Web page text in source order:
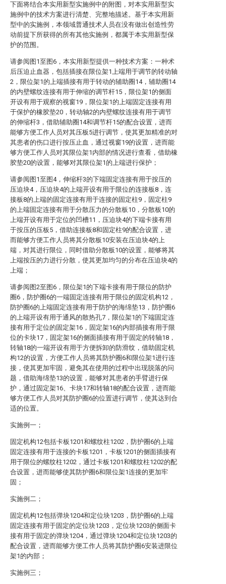
下面将结合本实用新型实施例中的附图，对本实用新型实
施例中的技术方案进行清楚、完整地描述。基于本实用新
型中的实施例，本领域普通技术人员在没有做出创造性劳
动前提下所获得的所有其他实施例，都属于本实用新型保
护的范围。
请参阅图1至图6，本实用新型提供一种技术方案：一种术
后压迫止血器，包括插接在限位架1上端用于调节的转动轴
2，限位架1的上端插接有用于转动的辅助圈14，辅助圈14
的内壁螺纹连接有用于伸缩的调节杆15，限位架1的侧面
开设有用于观察的视窗19，限位架1的上端固定连接有用
于保护的橡胶垫20，转动轴2的内壁螺纹连接有用于调节
的伸缩杆3，借助辅助圈14和调节杆15的配合设置，进而
能够方便工作人员对其压板5进行调节，使其更加精准的对
其患者的伤口进行按压止血，通过视窗19的设置，进而能
够方便工作人员对其限位架1内部的情况进行查看，借助橡
胶垫20的设置，能够对其限位架1的上端进行保护；
请参阅图1至图4，伸缩杆3的下端固定连接有用于按压的
压迫块4，压迫块4的上端开设有用于限位的连接板8，连
接板8的上端的固定连接有用于连接的固定柱9，固定柱9
的上端固定连接有用于分散压力的分散板10，分散板10的
上端开设有用于定位的凹槽11，压迫块4的下端卡接有用
于按压的压板5，借助连接板8和固定柱9的配合设置，进
而能够方便工作人员将其分散板10安装在压迫块4的上
端，对其进行限位，同时借助分散板10的设置，能够将其
上端按压的力进行分散，使其更加均匀的分布在压迫块4的
上端；
请参阅图2至图6，限位架1的下端卡接有用于限位的防护
圈6，防护圈6的一端固定连接有用于限位的固定机构12，
防护圈6的上端固定连接有用于防护的海绵垫13，防护圈6
的上端开设有用于通风的散热孔7，限位架1的下端固定连
接有用于定位的固定架16，固定架16的内部插接有用于限
位的卡块17，固定架16的侧面插接有用于固定的转轴18，
转轴18的一端开设有用于方便拆卸的防滑纹，借助固定机
构12的设置，方便工作人员将其防护圈6和限位架1进行连
接，使其更加牢固，避免其在使用的过程中出现脱落的问
题，借助海绵垫13的设置，能够对其患者的手臂进行保
护，通过固定架16、卡块17和转轴18的配合设置，进而能
够方便工作人员对其防护圈6的位置进行调节，使其达到合
适的位置。
实施例一；
固定机构12包括卡板1201和螺纹柱1202，防护圈6的上端
固定连接有用于连接的卡板1201，卡板1201的侧面插接有
用于限位的螺纹柱1202，通过卡板1201和螺纹柱1202的配
合设置，进而能够使其防护圈6和限位架1连接的更加牢
固；
实施例二；
固定机构12包括弹块1204和定位块1203，防护圈6的上端
固定连接有用于固定的定位块1203，定位块1203的侧面卡
接有用于固定的弹块1204，通过弹块1204和定位块1203的
配合设置，进而能够方便工作人员将其防护圈6安装进限位
架1的内部；
实施例三；